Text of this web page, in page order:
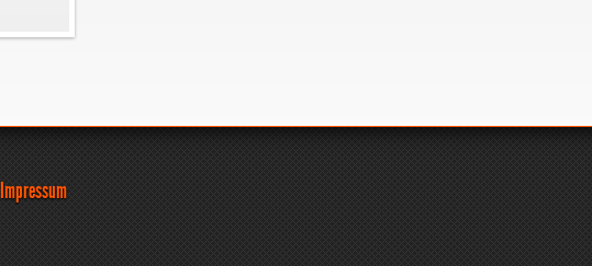
Impressum